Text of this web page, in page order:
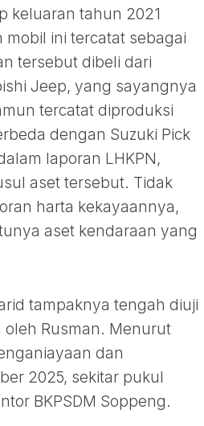
keluaran tahun 2021
mobil ini tercatat sebagai
tersebut dibeli dari
Jeep, yang sayangnya
tercatat diproduksi
dengan Suzuki Pick
laporan LHKPN,
aset tersebut. Tidak
harta kekayaannya,
aset kendaraan yang
tampaknya tengah diuji
Rusman. Menurut
dan
2025, sekitar pukul
BKPSDM Soppeng.